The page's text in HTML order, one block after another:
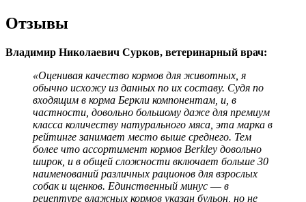
Отзывы
Владимир Николаевич Сурков, ветеринарный врач:
«Оценивая качество кормов для животных, я
обычно исхожу из данных по их составу. Судя по
входящим в корма Беркли компонентам, и, в
частности, довольно большому даже для премиум
класса количеству натурального мяса, эта марка в
рейтинге занимает место выше среднего. Тем
более что ассортимент кормов Berkley довольно
широк, и в общей сложности включает больше 30
наименований различных рационов для взрослых
собак и щенков. Единственный минус ― в
рецептуре влажных кормов указан бульон, но не